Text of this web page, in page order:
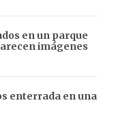
en un parque
imágenes
enterrada en una